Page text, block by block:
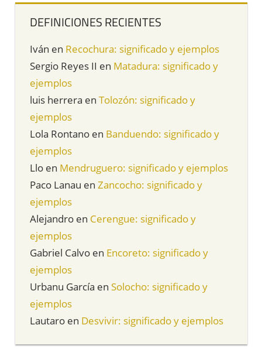
DEFINICIONES RECIENTES
Iván en Recochura: significado y ejemplos
Sergio Reyes II en Matadura: significado y
ejemplos
luis herrera en Tolozón: significado y
ejemplos
Lola Rontano en Banduendo: significado y
ejemplos
Llo en Mendruguero: significado y ejemplos
Paco Lanau en Zancocho: significado y
ejemplos
Alejandro en Cerengue: significado y
ejemplos
Gabriel Calvo en Encoreto: significado y
ejemplos
Urbanu García en Solocho: significado y
ejemplos
Lautaro en Desvivir: significado y ejemplos